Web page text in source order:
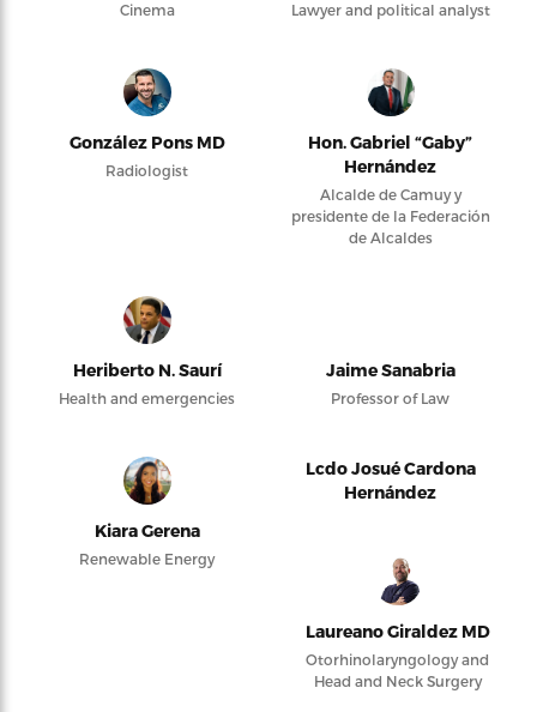
Cinema Lawyer and political analyst
González Pons MD
Radiologist
Hon. Gabriel “Gaby”
Hernández
Alcalde de Camuy y
presidente de la Federación
de Alcaldes
Heriberto N. Saurí
Health and emergencies
Jaime Sanabria
Professor of Law
Kiara Gerena
Renewable Energy
Lcdo Josué Cardona
Hernández
Laureano Giraldez MD
Otorhinolaryngology and
Head and Neck Surgery